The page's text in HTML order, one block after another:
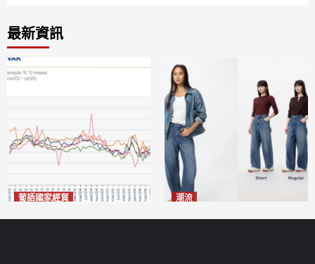
最新資訊
葡語國家經貿 潮流